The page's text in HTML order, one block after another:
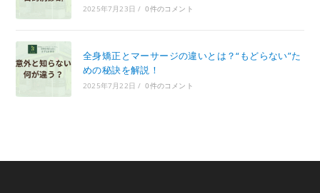
2025年7月23日 / 0件のコメント
全身矯正とマーサージの違いとは？“もどらない”た
めの秘訣を解説！
2025年7月22日 / 0件のコメント